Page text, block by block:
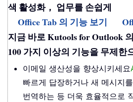
색 활성화， 업무를 손쉽게
Office Tab 의 기능 보기
지금 바로 Kutools for Outlook
100 가지 이상의 기능을 무제한
이메일 생산성을 향상시키세요
빠르게 답장하거나 새 메시지
번역하는 등 더욱 효율적으로